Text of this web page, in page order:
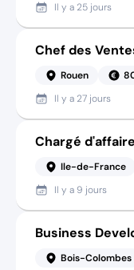
Il y a 25 jours
Chef des
Rouen
Il y a 27 jours
Chargé
Ile-de-France
Il y a 9 jours
Business
Bois-Colombes